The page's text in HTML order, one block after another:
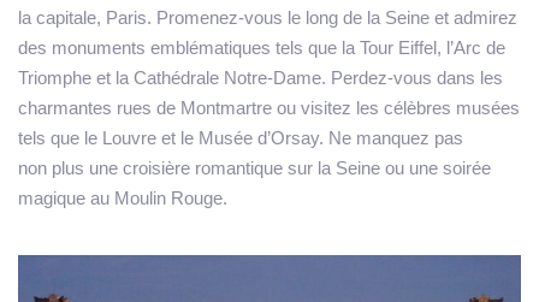
la capitale, Paris. Promenez-vous le long de la Seine et admirez
des monuments emblématiques tels que la Tour Eiffel, l’Arc de
Triomphe et la Cathédrale Notre-Dame. Perdez-vous dans les
charmantes rues de Montmartre ou visitez les célèbres musées
tels que le Louvre et le Musée d’Orsay. Ne manquez pas
non plus une croisière romantique sur la Seine ou une soirée
magique au Moulin Rouge.